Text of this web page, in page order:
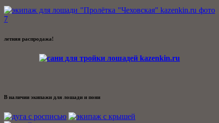
летняя распродажа!
В наличии экипажи для лошади и пони